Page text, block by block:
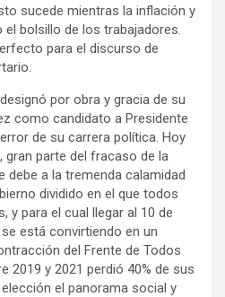
sucede mientras la inflación y
el bolsillo de los trabajadores.
para el discurso de
por obra y gracia de su
como candidato a Presidente
de su carrera política. Hoy
parte del fracaso de la
debe a la tremenda calamidad
dividido en el que todos
y para el cual llegar al 10 de
está convirtiendo en un
del Frente de Todos
2019 y 2021 perdió 40% de sus
el panorama social y